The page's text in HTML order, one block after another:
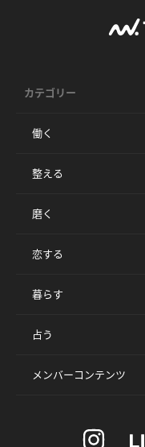
カテゴリー
働く
整える
磨く
恋する
暮らす
占う
メンバーコンテンツ